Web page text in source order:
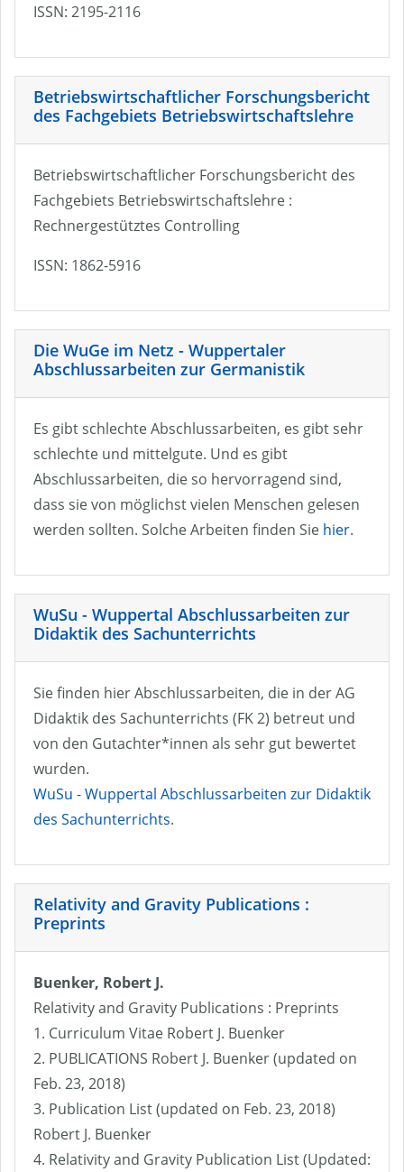
ISSN: 2195-2116
Betriebswirtschaftlicher Forschungsbericht
des Fachgebiets Betriebswirtschaftslehre
Betriebswirtschaftlicher Forschungsbericht des
Fachgebiets Betriebswirtschaftslehre :
Rechnergestütztes Controlling
ISSN: 1862-5916
Die WuGe im Netz - Wuppertaler
Abschlussarbeiten zur Germanistik
Es gibt schlechte Abschlussarbeiten, es gibt sehr
schlechte und mittelgute. Und es gibt
Abschlussarbeiten, die so hervorragend sind,
dass sie von möglichst vielen Menschen gelesen
werden sollten. Solche Arbeiten finden Sie hier.
WuSu - Wuppertal Abschlussarbeiten zur
Didaktik des Sachunterrichts
Sie finden hier Abschlussarbeiten, die in der AG
Didaktik des Sachunterrichts (FK 2) betreut und
von den Gutachter*innen als sehr gut bewertet
wurden.
WuSu - Wuppertal Abschlussarbeiten zur Didaktik
des Sachunterrichts.
Relativity and Gravity Publications :
Preprints
Buenker, Robert J.
Relativity and Gravity Publications : Preprints
1. Curriculum Vitae Robert J. Buenker
2. PUBLICATIONS Robert J. Buenker (updated on
Feb. 23, 2018)
3. Publication List (updated on Feb. 23, 2018)
Robert J. Buenker
4. Relativity and Gravity Publication List (Updated: